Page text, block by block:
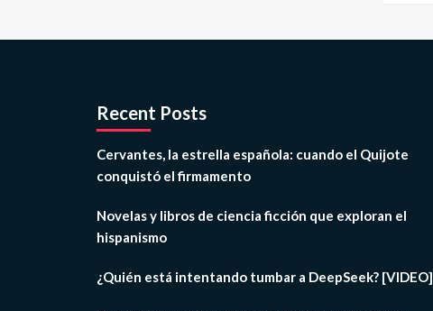
Recent Posts
Cervantes, la estrella española: cuando el Quijote
conquistó el firmamento
Novelas y libros de ciencia ficción que exploran el
hispanismo
¿Quién está intentando tumbar a DeepSeek? [VIDEO]